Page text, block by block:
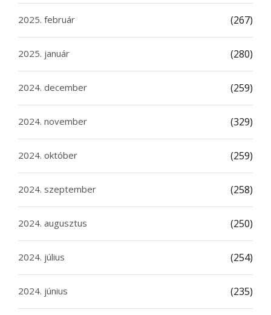
2025. február (267)
2025. január (280)
2024. december (259)
2024. november (329)
2024. október (259)
2024. szeptember (258)
2024. augusztus (250)
2024. július (254)
2024. június (235)